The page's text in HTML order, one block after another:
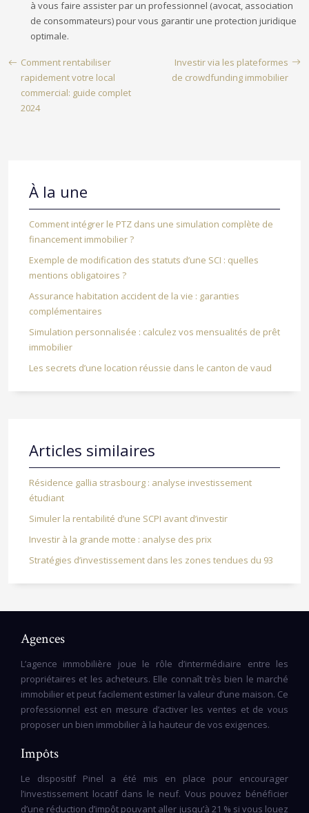
à vous faire assister par un professionnel (avocat, association
de consommateurs) pour vous garantir une protection juridique
optimale.
Comment rentabiliser
rapidement votre local
commercial: guide complet
2024
Investir via les plateformes
de crowdfunding immobilier
À la une
Comment intégrer le PTZ dans une simulation complète de
financement immobilier ?
Exemple de modification des statuts d’une SCI : quelles
mentions obligatoires ?
Assurance habitation accident de la vie : garanties
complémentaires
Simulation personnalisée : calculez vos mensualités de prêt
immobilier
Les secrets d’une location réussie dans le canton de vaud
Articles similaires
Résidence gallia strasbourg : analyse investissement
étudiant
Simuler la rentabilité d’une SCPI avant d’investir
Investir à la grande motte : analyse des prix
Stratégies d’investissement dans les zones tendues du 93
Agences
L’agence immobilière joue le rôle d’intermédiaire entre les
propriétaires et les acheteurs. Elle connaît très bien le marché
immobilier et peut facilement estimer la valeur d’une maison. Ce
professionnel est en mesure d’activer les ventes et de vous
proposer un bien immobilier à la hauteur de vos exigences.
Impôts
Le dispositif Pinel a été mis en place pour encourager
l’investissement locatif dans le neuf. Vous pouvez bénéficier
d’une réduction d’impôt pouvant aller jusqu’à 21 % si vous louez